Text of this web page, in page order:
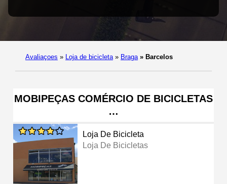
Avaliaçoes » Loja de bicicleta » Braga » Barcelos
MOBIPEÇAS COMÉRCIO DE BICICLETAS
…
Loja De Bicicleta
Loja De Bicicletas